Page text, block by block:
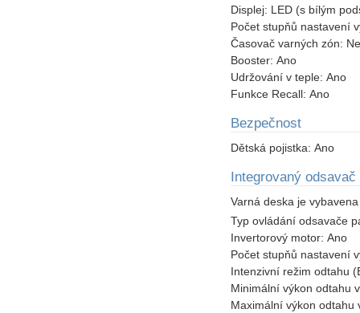
Displej: LED (s bílým
Počet stupňů nastavení
Časovač varných zón:
Booster: Ano
Udržování v teple: Ano
Funkce Recall: Ano
Bezpečnost
Dětská pojistka: Ano
Integrovaný odsavač
Varná deska je
Typ ovládání odsavače
Invertorový motor: Ano
Počet stupňů nastavení
Intenzivní režim odtahu
Minimální výkon odtahu
Maximální výkon